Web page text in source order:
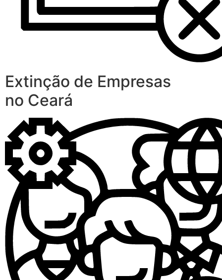
Extinção de Empresas
no Ceará